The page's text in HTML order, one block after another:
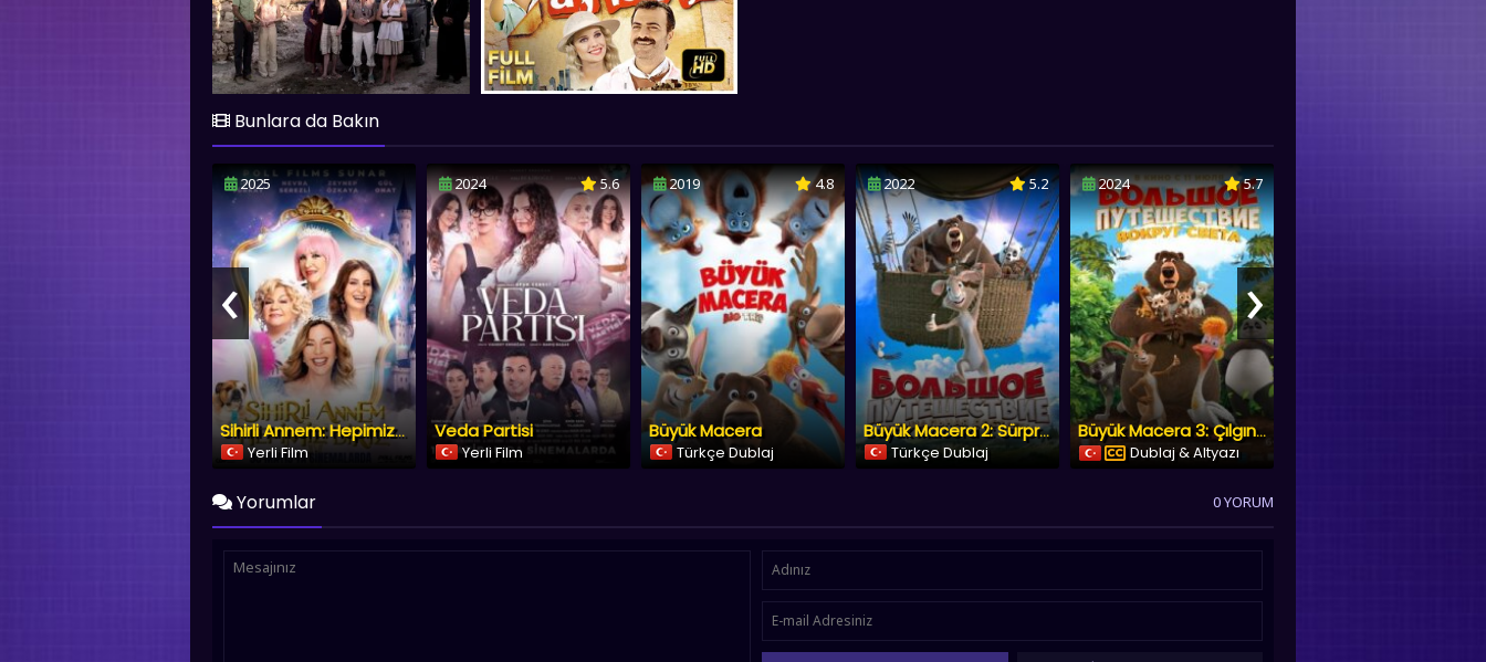
Bunlara da Bakın
2025
Sihirli Annem: Hepimiz Biriz
Yerli Film
2024 5.6
Veda Partisi
Yerli Film
2019 4.8
Büyük Macera
Türkçe Dublaj
2022 5.2
Büyük Macera 2: Sürpriz Misafir
Türkçe Dublaj
2024 5.7
Büyük Macera 3: Çılgın Dostlar
Dublaj & Altyazı
‹ ›
Yorumlar 0 YORUM